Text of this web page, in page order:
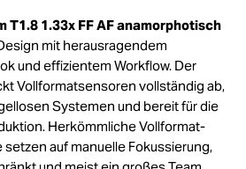
T1.8 1.33x FF AF anamorphotisch
mit herausragendem
und effizientem Workflow. Der
Vollformatsensoren vollständig ab,
Systemen und bereit für die
Herkömmliche Vollformat-
auf manuelle Fokussierung,